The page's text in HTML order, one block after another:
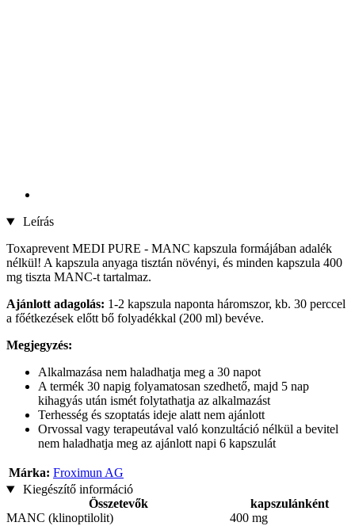
Leírás
Toxaprevent MEDI PURE - MANC kapszula formájában adalék
nélkül! A kapszula anyaga tisztán növényi, és minden kapszula 400
mg tiszta MANC-t tartalmaz.
Ajánlott adagolás: 1-2 kapszula naponta háromszor, kb. 30 perccel
a főétkezések előtt bő folyadékkal (200 ml) bevéve.
Megjegyzés:
Alkalmazása nem haladhatja meg a 30 napot
A termék 30 napig folyamatosan szedhető, majd 5 nap
kihagyás után ismét folytathatja az alkalmazást
Terhesség és szoptatás ideje alatt nem ajánlott
Orvossal vagy terapeutával való konzultáció nélkül a bevitel
nem haladhatja meg az ajánlott napi 6 kapszulát
Márka: Froximun AG
Kiegészítő információ
Összetevők
kapszulánként
MANC (klinoptilolit)
400 mg